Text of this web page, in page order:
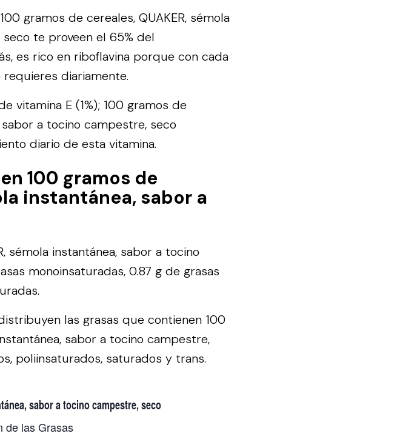
gramos de cereales, QUAKER, sémola
te proveen el 65% del
es rico en riboflavina porque con cada
diariamente.
vitamina E (1%); 100 gramos de
sabor a tocino campestre, seco
diario de esta vitamina.
100 gramos de
instantánea, sabor a
sémola instantánea, sabor a tocino
monoinsaturadas, 0.87 g de grasas
las grasas que contienen 100
sabor a tocino campestre,
poliinsaturados, saturados y trans.